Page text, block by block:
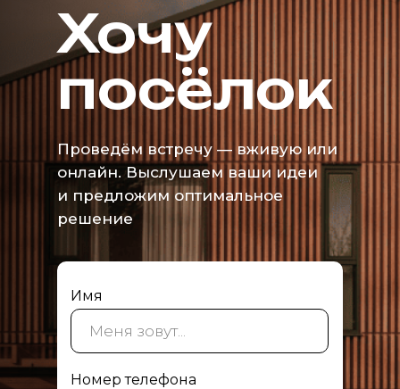
Имя
Номер телефона
Хочу
посёлок
Проведём встречу — вживую или
онлайн. Выслушаем ваши идеи
и предложим оптимальное
решение